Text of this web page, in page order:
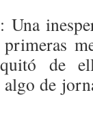
Una
de
de